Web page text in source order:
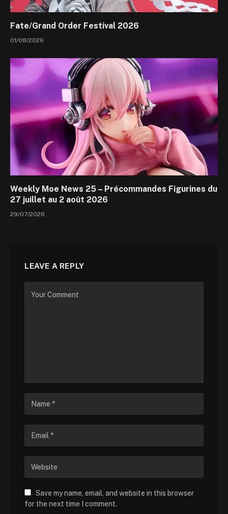
Fate/Grand Order Festival 2026
01/08/2026
Weekly Moe News 25 – Précommandes Figurines du
27 juillet au 2 août 2026
29/07/2026
LEAVE A REPLY
Save my name, email, and website in this browser
for the next time I comment.